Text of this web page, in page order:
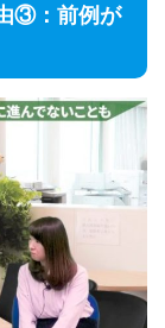
③：前例が